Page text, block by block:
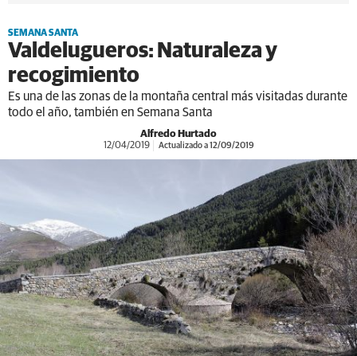
SEMANA SANTA
Valdelugueros: Naturaleza y
recogimiento
Es una de las zonas de la montaña central más visitadas durante
todo el año, también en Semana Santa
Alfredo Hurtado
12/04/2019 Actualizado a 12/09/2019